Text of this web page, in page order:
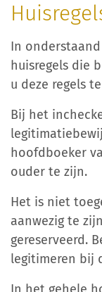
In
huisregels die
u deze regels
Bij het
hoofdboeker
ouder te zijn.
Het is niet
aanwezig te
gereserveerd.
legitimeren bij